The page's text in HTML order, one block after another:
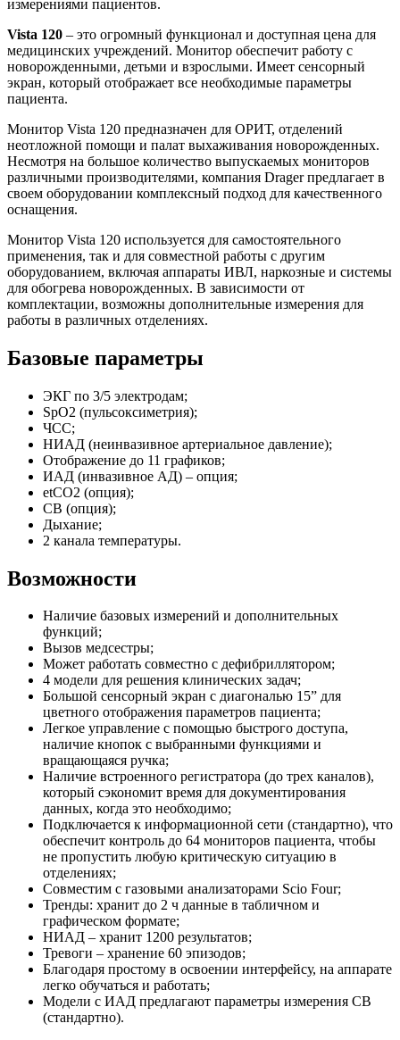
измерениями пациентов.
Vista 120 – это огромный функционал и доступная цена для
медицинских учреждений. Монитор обеспечит работу с
новорожденными, детьми и взрослыми. Имеет сенсорный
экран, который отображает все необходимые параметры
пациента.
Монитор Vista 120 предназначен для ОРИТ, отделений
неотложной помощи и палат выхаживания новорожденных.
Несмотря на большое количество выпускаемых мониторов
различными производителями, компания Drager предлагает в
своем оборудовании комплексный подход для качественного
оснащения.
Монитор Vista 120 используется для самостоятельного
применения, так и для совместной работы с другим
оборудованием, включая аппараты ИВЛ, наркозные и системы
для обогрева новорожденных. В зависимости от
комплектации, возможны дополнительные измерения для
работы в различных отделениях.
Базовые параметры
ЭКГ по 3/5 электродам;
SpO2 (пульсоксиметрия);
ЧСС;
НИАД (неинвазивное артериальное давление);
Отображение до 11 графиков;
ИАД (инвазивное АД) – опция;
etCO2 (опция);
СВ (опция);
Дыхание;
2 канала температуры.
Возможности
Наличие базовых измерений и дополнительных
функций;
Вызов медсестры;
Может работать совместно с дефибриллятором;
4 модели для решения клинических задач;
Большой сенсорный экран с диагональю 15” для
цветного отображения параметров пациента;
Легкое управление с помощью быстрого доступа,
наличие кнопок с выбранными функциями и
вращающаяся ручка;
Наличие встроенного регистратора (до трех каналов),
который сэкономит время для документирования
данных, когда это необходимо;
Подключается к информационной сети (стандартно), что
обеспечит контроль до 64 мониторов пациента, чтобы
не пропустить любую критическую ситуацию в
отделениях;
Совместим с газовыми анализаторами Scio Four;
Тренды: хранит до 2 ч данные в табличном и
графическом формате;
НИАД – хранит 1200 результатов;
Тревоги – хранение 60 эпизодов;
Благодаря простому в освоении интерфейсу, на аппарате
легко обучаться и работать;
Модели с ИАД предлагают параметры измерения СВ
(стандартно).